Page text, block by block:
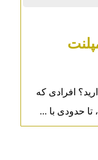
افرادی که
تا حدودی با ...